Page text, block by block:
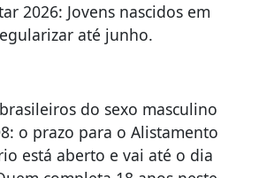
2026: Jovens nascidos em
até junho.
do sexo masculino
o prazo para o Alistamento
está aberto e vai até o dia